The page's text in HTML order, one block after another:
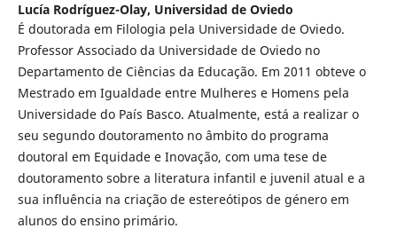
Lucía Rodríguez-Olay, Universidad de Oviedo
É doutorada em Filologia pela Universidade de Oviedo.
Professor Associado da Universidade de Oviedo no
Departamento de Ciências da Educação. Em 2011 obteve o
Mestrado em Igualdade entre Mulheres e Homens pela
Universidade do País Basco. Atualmente, está a realizar o
seu segundo doutoramento no âmbito do programa
doutoral em Equidade e Inovação, com uma tese de
doutoramento sobre a literatura infantil e juvenil atual e a
sua influência na criação de estereótipos de género em
alunos do ensino primário.